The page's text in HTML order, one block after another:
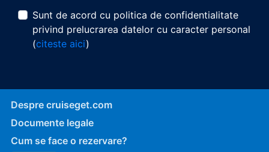
Sunt de acord cu politica de confidentialitate
privind prelucrarea datelor cu caracter personal
(citeste aici)
Despre cruiseget.com
Documente legale
Cum se face o rezervare?